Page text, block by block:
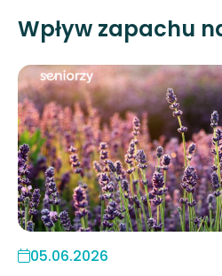
Wpływ zapachu
05.06.2026